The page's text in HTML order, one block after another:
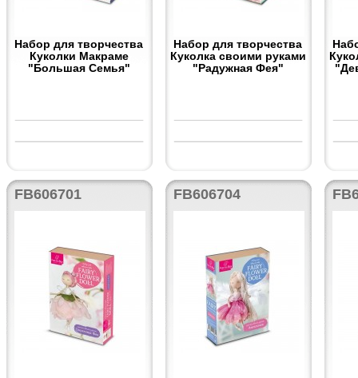
Набор для творчества
Куколки Макраме
"Большая Семья"
Набор для творчества
Куколка своими руками
"Радужная Фея"
FB606701 FB606704